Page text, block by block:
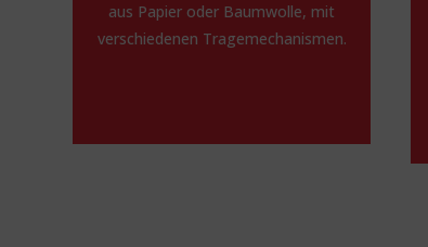
aus Papier oder Baumwolle, mit
verschiedenen Tragemechanismen.